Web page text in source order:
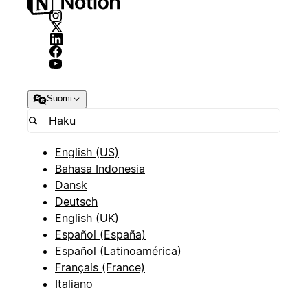
Suomi
English (US)
Bahasa Indonesia
Dansk
Deutsch
English (UK)
Español (España)
Español (Latinoamérica)
Français (France)
Italiano